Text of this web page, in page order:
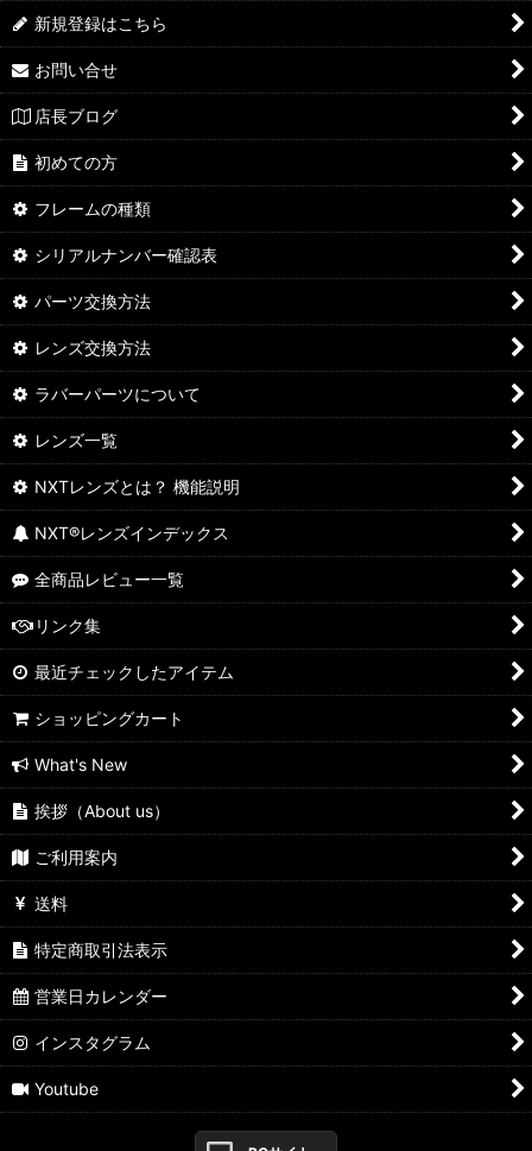
新規登録はこちら
お問い合せ
店長ブログ
初めての方
フレームの種類
シリアルナンバー確認表
パーツ交換方法
レンズ交換方法
ラバーパーツについて
レンズ一覧
NXTレンズとは？ 機能説明
NXT®レンズインデックス
全商品レビュー一覧
リンク集
最近チェックしたアイテム
ショッピングカート
What's New
挨拶（About us）
ご利用案内
送料
特定商取引法表示
営業日カレンダー
インスタグラム
Youtube